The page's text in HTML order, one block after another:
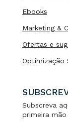
Ebooks
Marketing &
Ofertas e
Optimização
Subscreva
primeira